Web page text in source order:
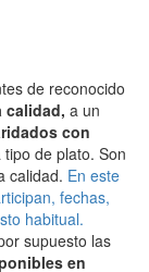
de reconocido
calidad, a un
con
de plato. Son
calidad. En este
fechas,
habitual.
supuesto las
en